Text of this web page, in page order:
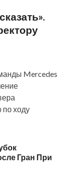
Mercedes
ходу
Гран При